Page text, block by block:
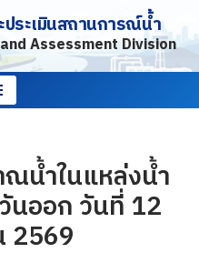
ประเมินสถานการณ์น้ำ
Assessment Division
น้ำในแหล่งน้ำ
นออก วันที่ 12
2569